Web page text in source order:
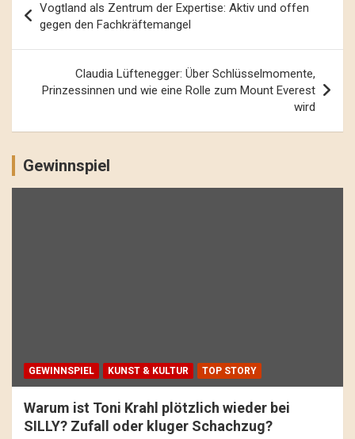
Navigation
Vogtland als Zentrum der Expertise: Aktiv und offen
gegen den Fachkräftemangel
Claudia Lüftenegger: Über Schlüsselmomente,
Prinzessinnen und wie eine Rolle zum Mount Everest
wird
Gewinnspiel
GEWINNSPIEL KUNST & KULTUR TOP STORY
Warum ist Toni Krahl plötzlich wieder bei
SILLY? Zufall oder kluger Schachzug?